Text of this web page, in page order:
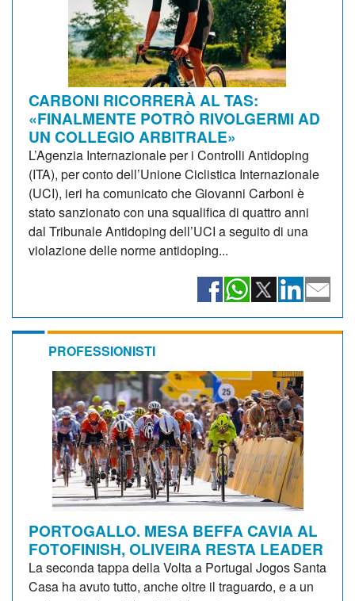
CARBONI RICORRERÀ AL TAS:
«FINALMENTE POTRÒ RIVOLGERMI AD
UN COLLEGIO ARBITRALE»
L’Agenzia Internazionale per i Controlli Antidoping
(ITA), per conto dell’Unione Ciclistica Internazionale
(UCI), ieri ha comunicato che Giovanni Carboni è
stato sanzionato con una squalifica di quattro anni
dal Tribunale Antidoping dell’UCI a seguito di una
violazione delle norme antidoping...
PROFESSIONISTI
PORTOGALLO. MESA BEFFA CAVIA AL
FOTOFINISH, OLIVEIRA RESTA LEADER
La seconda tappa della Volta a Portugal Jogos Santa
Casa ha avuto tutto, anche oltre il traguardo, e a un